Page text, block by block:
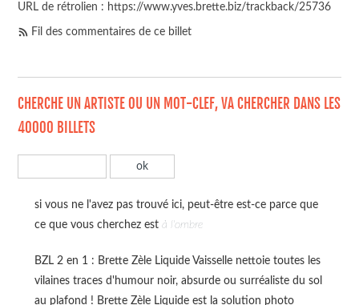
URL de rétrolien : https://www.yves.brette.biz/trackback/25736
Fil des commentaires de ce billet
CHERCHE UN ARTISTE OU UN MOT-CLEF, VA CHERCHER DANS LES
40000 BILLETS
si vous ne l'avez pas trouvé ici, peut-être est-ce parce que
ce que vous cherchez est à l'ombre
BZL 2 en 1 : Brette Zèle Liquide Vaisselle nettoie toutes les
vilaines traces d'humour noir, absurde ou surréaliste du sol
au plafond ! Brette Zèle Liquide est la solution photo